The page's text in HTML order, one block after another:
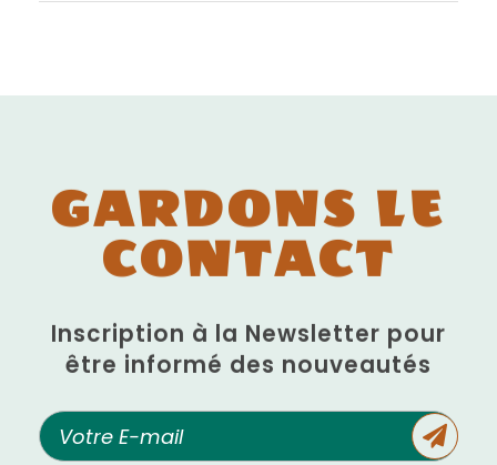
GARDONS LE
CONTACT
Inscription à la Newsletter pour
être informé des nouveautés